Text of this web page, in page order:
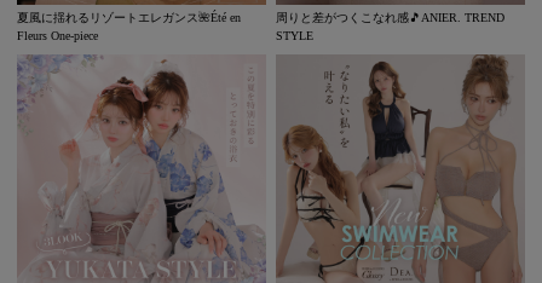
夏風に揺れるリゾートエレガンス🌺Été en
Fleurs One-piece
周りと差がつくこなれ感🎵ANIER. TREND
STYLE